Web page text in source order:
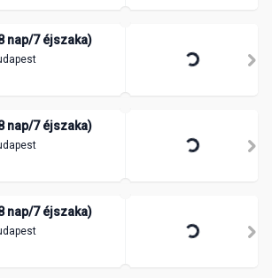
nap/7 éjszaka)
nap/7 éjszaka)
nap/7 éjszaka)